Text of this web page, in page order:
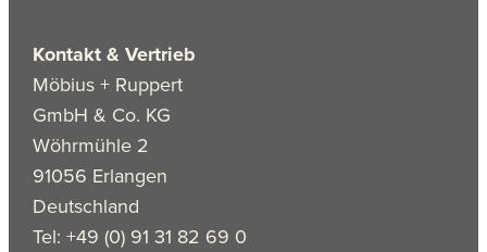
Kontakt & Vertrieb
Möbius + Ruppert
GmbH & Co. KG
Wöhrmühle 2
91056 Erlangen
Deutschland
Tel: +49 (0) 91 31 82 69 0